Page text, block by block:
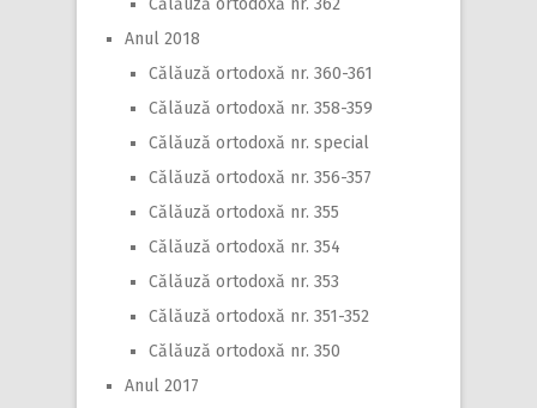
Călăuză ortodoxă nr. 362
Anul 2018
Călăuză ortodoxă nr. 360-361
Călăuză ortodoxă nr. 358-359
Călăuză ortodoxă nr. special
Călăuză ortodoxă nr. 356-357
Călăuză ortodoxă nr. 355
Călăuză ortodoxă nr. 354
Călăuză ortodoxă nr. 353
Călăuză ortodoxă nr. 351-352
Călăuză ortodoxă nr. 350
Anul 2017